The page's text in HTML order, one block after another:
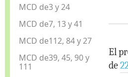
MCD de3 y 24
MCD de7, 13 y 41
MCD de112, 84 y 27
MCD de39, 45, 90 y
111
El
de